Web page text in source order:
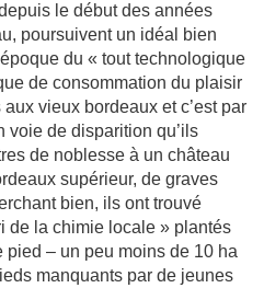
le début des années
poursuivent un idéal bien
du « tout technologique
de consommation du plaisir
vieux bordeaux et c’est par
voie de disparition qu’ils
de noblesse à un château
supérieur, de graves
bien, ils ont trouvé
de la chimie locale » plantés
– un peu moins de 10 ha
manquants par de jeunes